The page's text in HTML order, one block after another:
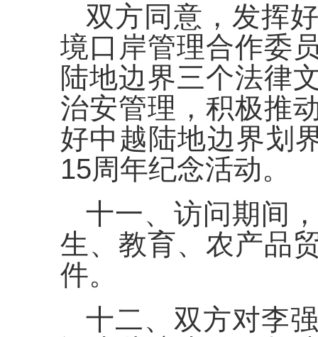
双方同意，发挥
境口岸管理合作委
陆地边界三个法律
治安管理，积极推
好中越陆地边界划
15周年纪念活动。
十一、访问期间
生、教育、农产品
件。
十二、双方对李